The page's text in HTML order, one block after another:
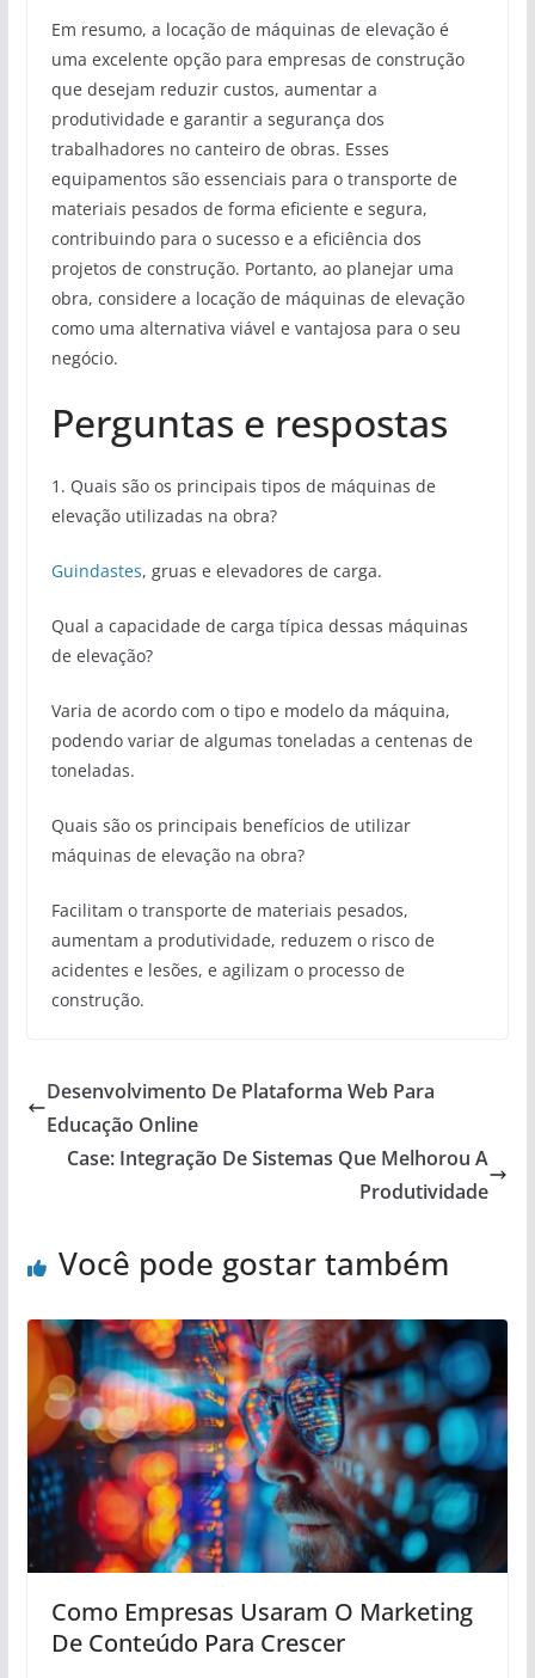
Em resumo, a locação de máquinas de elevação é
uma excelente opção para empresas de construção
que desejam reduzir custos, aumentar a
produtividade e garantir a segurança dos
trabalhadores no canteiro de obras. Esses
equipamentos são essenciais para o transporte de
materiais pesados de forma eficiente e segura,
contribuindo para o sucesso e a eficiência dos
projetos de construção. Portanto, ao planejar uma
obra, considere a locação de máquinas de elevação
como uma alternativa viável e vantajosa para o seu
negócio.
Perguntas e respostas
1. Quais são os principais tipos de máquinas de
elevação utilizadas na obra?
Guindastes, gruas e elevadores de carga.
Qual a capacidade de carga típica dessas máquinas
de elevação?
Varia de acordo com o tipo e modelo da máquina,
podendo variar de algumas toneladas a centenas de
toneladas.
Quais são os principais benefícios de utilizar
máquinas de elevação na obra?
Facilitam o transporte de materiais pesados,
aumentam a produtividade, reduzem o risco de
acidentes e lesões, e agilizam o processo de
construção.
Desenvolvimento De Plataforma Web Para
Educação Online
Case: Integração De Sistemas Que Melhorou A
Produtividade
Você pode gostar também
Como Empresas Usaram O Marketing
De Conteúdo Para Crescer